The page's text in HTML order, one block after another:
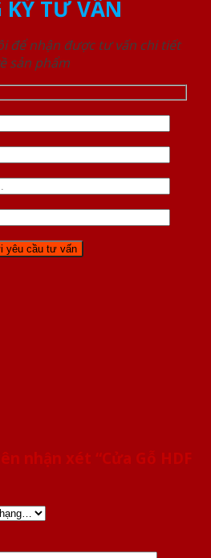
TƯ VẤN
để nhận được tư vấn chi tiết
sản phẩm
nhận xét “Cửa Gỗ HDF